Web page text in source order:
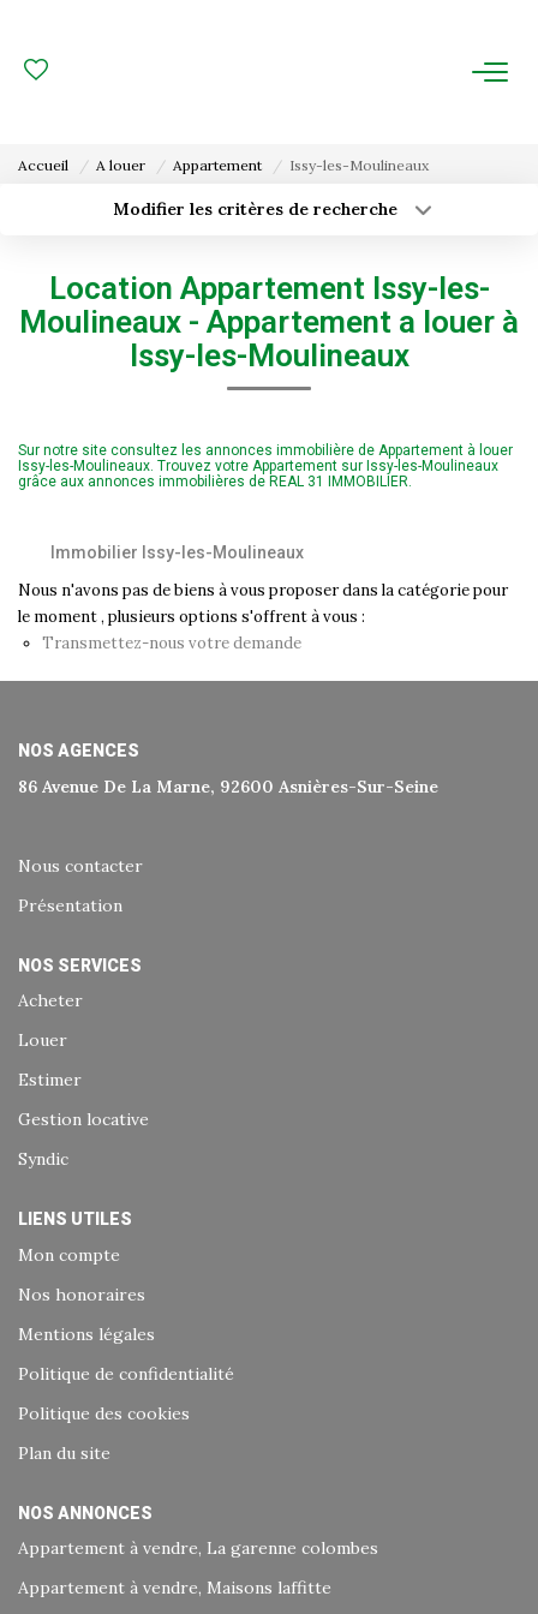
ESTIMATION
FAIRE GÉRER
Gestion Locative
Gestion De Copropriété
NOUS CONNAITRE
Historique
Nos Valeurs
Nous Rejoindre
Nos Actualités
Accueil A louer Appartement Issy-les-Moulineaux
Modifier les critères de recherche
Sélectionnez...
Type de bien
Surface min
Plus de critères
Location Appartement Issy-les-
Moulineaux - Appartement a louer à
Issy-les-Moulineaux
Sur notre site consultez les annonces immobilière de Appartement à louer
Issy-les-Moulineaux. Trouvez votre Appartement sur Issy-les-Moulineaux
grâce aux annonces immobilières de REAL 31 IMMOBILIER.
Immobilier Issy-les-Moulineaux
Nous n'avons pas de biens à vous proposer dans la catégorie pour
le moment , plusieurs options s'offrent à vous :
Transmettez-nous votre demande
NOS AGENCES
86 Avenue De La Marne, 92600 Asnières-Sur-Seine
Nous contacter
Présentation
NOS SERVICES
Acheter
Louer
Estimer
Gestion locative
Syndic
LIENS UTILES
Mon compte
Nos honoraires
Mentions légales
Politique de confidentialité
Politique des cookies
Plan du site
NOS ANNONCES
Appartement à vendre, La garenne colombes
Appartement à vendre, Maisons laffitte